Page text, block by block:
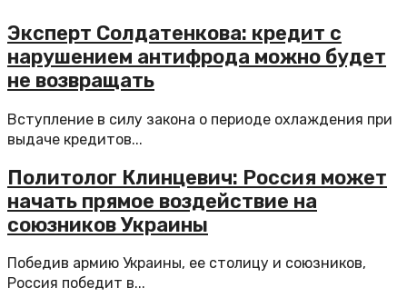
Эксперт Солдатенкова: кредит с
нарушением антифрода можно будет
не возвращать
Вступление в силу закона о периоде охлаждения при
выдаче кредитов...
Политолог Клинцевич: Россия может
начать прямое воздействие на
союзников Украины
Победив армию Украины, ее столицу и союзников,
Россия победит в...